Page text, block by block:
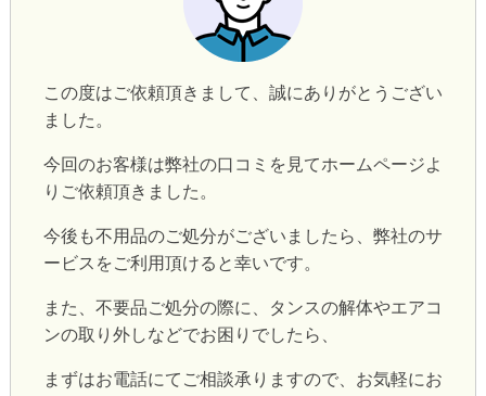
この度はご依頼頂きまして、誠にありがとうござい
ました。
今回のお客様は弊社の口コミを見てホームページよ
りご依頼頂きました。
今後も不用品のご処分がございましたら、弊社のサ
ービスをご利用頂けると幸いです。
また、不要品ご処分の際に、タンスの解体やエアコ
ンの取り外しなどでお困りでしたら、
まずはお電話にてご相談承りますので、お気軽にお